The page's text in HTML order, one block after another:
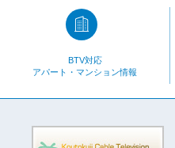
BTV対応
アパート・マンション情報